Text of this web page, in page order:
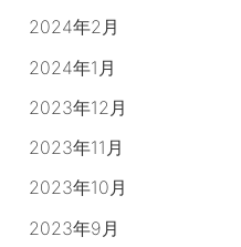
2024年2月
2024年1月
2023年12月
2023年11月
2023年10月
2023年9月